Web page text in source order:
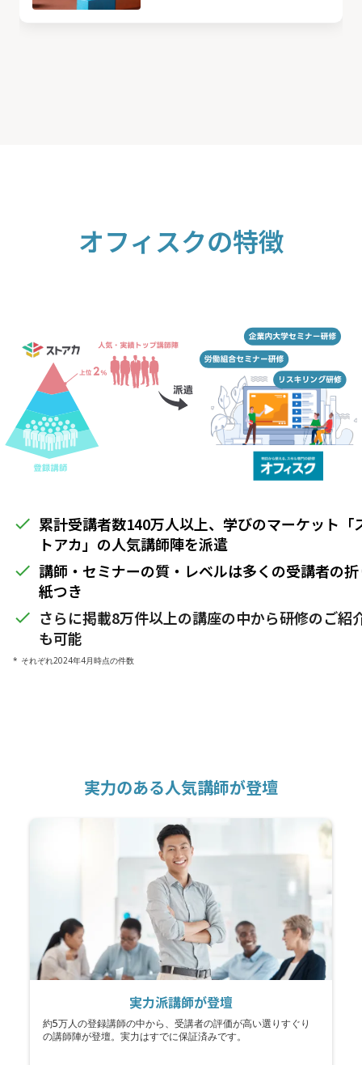
オフィスクの特徴
done 累計受講者数140万人以上、学びのマーケット「
トアカ」の人気講師陣を派遣
done 講師・セミナーの質・レベルは多くの受講者の
紙つき
done さらに掲載8万件以上の講座の中から研修のご紹
も可能
* それぞれ2024年4月時点の件数
実力のある人気講師が登壇
実力派講師が登壇
約5万人の登録講師の中から、受講者の評価が高い選りすぐり
の講師陣が登壇。実力はすでに保証済みです。